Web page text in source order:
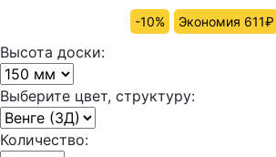
-10% Экономия 611₽
Высота доски:
Выберите цвет, структуру:
Количество: